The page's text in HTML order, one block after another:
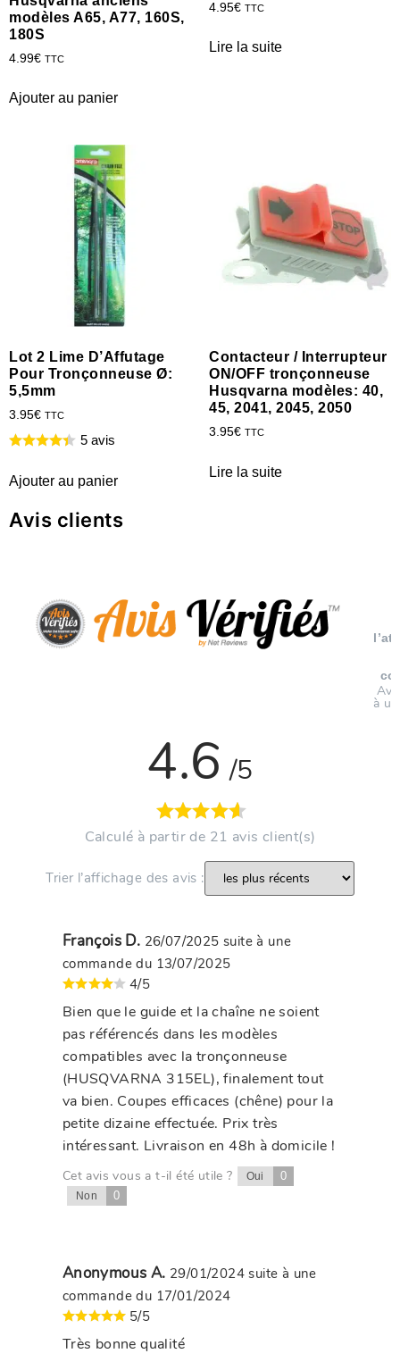
modèles A65, A77, 160S,
180S
4.99€ TTC
Ajouter au panier
4.95€ TTC
Lire la suite
Lot 2 Lime D’Affutage
Pour Tronçonneuse Ø:
5,5mm
3.95€ TTC
5 avis
Ajouter au panier
Contacteur / Interrupteur
ON/OFF tronçonneuse
Husqvarna modèles: 40,
45, 2041, 2045, 2050
3.95€ TTC
Lire la suite
Avis clients
à
4.6 /5
Calculé à partir de 21 avis client(s)
Trier l’affichage des avis :
François D. 26/07/2025 suite à une
commande du 13/07/2025
4/5
Bien que le guide et la chaîne ne soient
pas référencés dans les modèles
compatibles avec la tronçonneuse
(HUSQVARNA 315EL), finalement tout
va bien. Coupes efficaces (chêne) pour la
petite dizaine effectuée. Prix très
intéressant. Livraison en 48h à domicile !
Cet avis vous a t-il été utile ? Oui 0
Non 0
Anonymous A. 29/01/2024 suite à une
commande du 17/01/2024
5/5
Très bonne qualité